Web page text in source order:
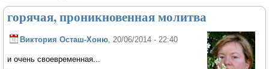
горячая, проникновенная молитва
Виктория Осташ-Хоню , 20/06/2014 - 22:40
и очень своевременная...